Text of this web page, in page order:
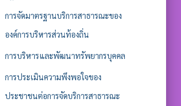
การจัดมาตรฐานบริการสาธารณะของ
องค์การบริหารส่วนท้องถิ่น
การบริหารและพัฒนาทรัพยากรบุคคล
การประเมินความพึงพอใจของ
ประชาชนต่อการจัดบริการสาธารณะ